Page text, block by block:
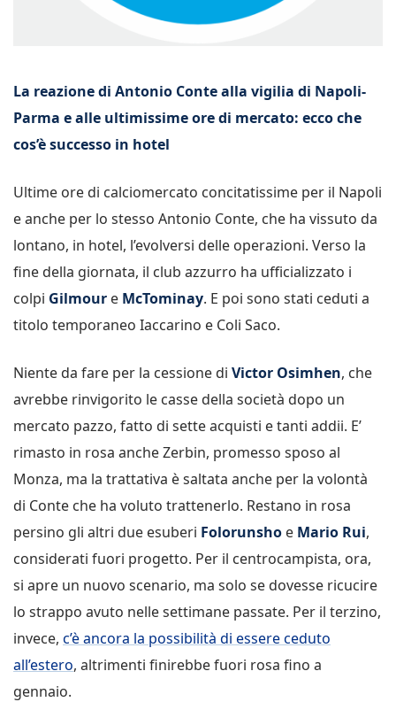
La reazione di Antonio Conte alla vigilia di Napoli-
Parma e alle ultimissime ore di mercato: ecco che
cos’è successo in hotel
Ultime ore di calciomercato concitatissime per il Napoli
e anche per lo stesso Antonio Conte, che ha vissuto da
lontano, in hotel, l’evolversi delle operazioni. Verso la
fine della giornata, il club azzurro ha ufficializzato i
colpi Gilmour e McTominay. E poi sono stati ceduti a
titolo temporaneo Iaccarino e Coli Saco.
Niente da fare per la cessione di Victor Osimhen, che
avrebbe rinvigorito le casse della società dopo un
mercato pazzo, fatto di sette acquisti e tanti addii. E’
rimasto in rosa anche Zerbin, promesso sposo al
Monza, ma la trattativa è saltata anche per la volontà
di Conte che ha voluto trattenerlo. Restano in rosa
persino gli altri due esuberi Folorunsho e Mario Rui,
considerati fuori progetto. Per il centrocampista, ora,
si apre un nuovo scenario, ma solo se dovesse ricucire
lo strappo avuto nelle settimane passate. Per il terzino,
invece, c’è ancora la possibilità di essere ceduto
all’estero, altrimenti finirebbe fuori rosa fino a
gennaio.